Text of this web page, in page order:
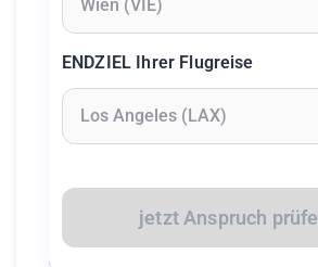
ENDZIEL Ihrer Flugreise
jetzt Anspruch